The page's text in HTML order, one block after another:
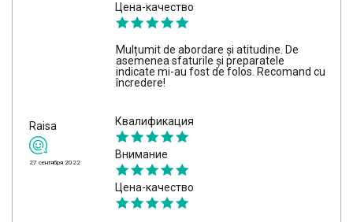
Цена-качество
Mulțumit de abordare și atitudine. De
asemenea sfaturile și preparatele
indicate mi-au fost de folos. Recomand cu
încredere!
Raisa
27 сентября 2022
Квалификация
Внимание
Цена-качество